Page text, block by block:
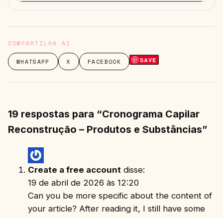
COMPARTILHA AI
WHATSAPP X FACEBOOK SAVE
19 respostas para “Cronograma Capilar
Reconstrução – Produtos e Substâncias”
Create a free account disse:
19 de abril de 2026 às 12:20
Can you be more specific about the content of
your article? After reading it, I still have some